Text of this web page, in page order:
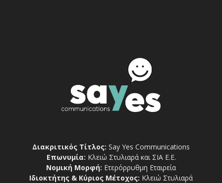
Διακριτικός Τίτλος: Say Yes Communications
Επωνυμία: Κλειώ Στυλιαρά και ΣΙΑ Ε.Ε.
Νομική Μορφή: Ετερόρρυθμη Εταιρεία
Ιδιοκτήτης & Κύριος Μέτοχος: Κλειώ Στυλιαρά